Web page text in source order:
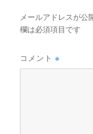
メールアドレスが公
欄は必須項目です
コメント※